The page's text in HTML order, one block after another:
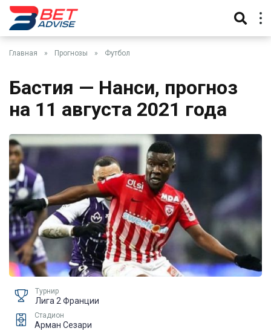
Главная » Прогнозы » Футбол
Бастия — Нанси, прогноз
на 11 августа 2021 года
Турнир
Лига 2 Франции
Стадион
Арман Сезари